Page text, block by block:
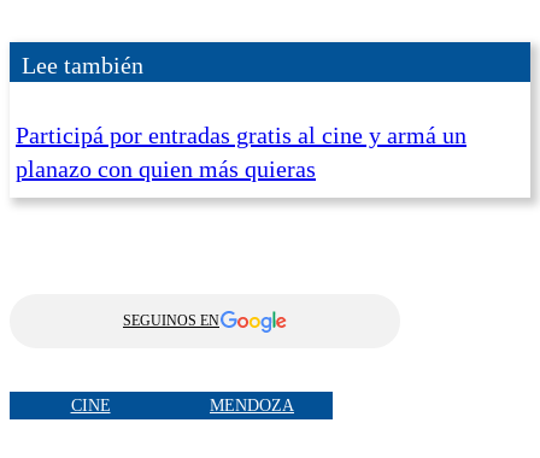
Lee también
Participá por entradas gratis al cine y armá un
planazo con quien más quieras
SEGUINOS EN
CINE MENDOZA